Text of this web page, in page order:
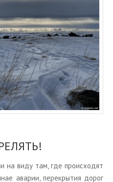
на виду там, где про­ис­хо­дят
ава­рии, пе­ре­кры­тия дорог